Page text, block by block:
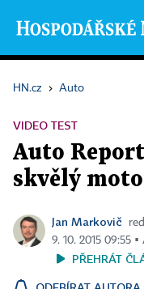
HN.cz › Auto
VIDEO TEST
Auto
skvělý
Jan Markovič
9. 10. 2015 09:55
PŘEHRÁT